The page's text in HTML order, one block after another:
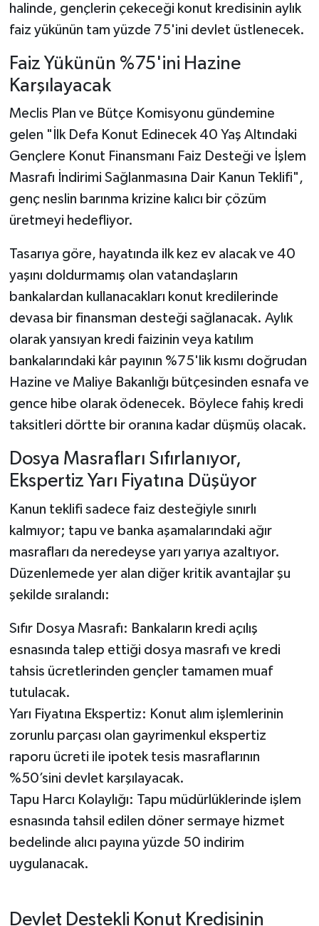
halinde, gençlerin çekeceği konut kredisinin aylık
faiz yükünün tam yüzde 75'ini devlet üstlenecek.
Faiz Yükünün %75'ini Hazine
Karşılayacak
Meclis Plan ve Bütçe Komisyonu gündemine
gelen "İlk Defa Konut Edinecek 40 Yaş Altındaki
Gençlere Konut Finansmanı Faiz Desteği ve İşlem
Masrafı İndirimi Sağlanmasına Dair Kanun Teklifi",
genç neslin barınma krizine kalıcı bir çözüm
üretmeyi hedefliyor.
Tasarıya göre, hayatında ilk kez ev alacak ve 40
yaşını doldurmamış olan vatandaşların
bankalardan kullanacakları konut kredilerinde
devasa bir finansman desteği sağlanacak. Aylık
olarak yansıyan kredi faizinin veya katılım
bankalarındaki kâr payının %75'lik kısmı doğrudan
Hazine ve Maliye Bakanlığı bütçesinden esnafa ve
gence hibe olarak ödenecek. Böylece fahiş kredi
taksitleri dörtte bir oranına kadar düşmüş olacak.
Dosya Masrafları Sıfırlanıyor,
Ekspertiz Yarı Fiyatına Düşüyor
Kanun teklifi sadece faiz desteğiyle sınırlı
kalmıyor; tapu ve banka aşamalarındaki ağır
masrafları da neredeyse yarı yarıya azaltıyor.
Düzenlemede yer alan diğer kritik avantajlar şu
şekilde sıralandı:
Sıfır Dosya Masrafı: Bankaların kredi açılış
esnasında talep ettiği dosya masrafı ve kredi
tahsis ücretlerinden gençler tamamen muaf
tutulacak.
Yarı Fiyatına Ekspertiz: Konut alım işlemlerinin
zorunlu parçası olan gayrimenkul ekspertiz
raporu ücreti ile ipotek tesis masraflarının
%50’sini devlet karşılayacak.
Tapu Harcı Kolaylığı: Tapu müdürlüklerinde işlem
esnasında tahsil edilen döner sermaye hizmet
bedelinde alıcı payına yüzde 50 indirim
uygulanacak.
Devlet Destekli Konut Kredisinin